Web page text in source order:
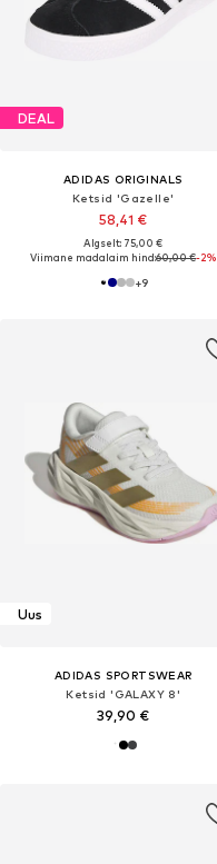
DEAL
ADIDAS ORIGINALS
Ketsid 'Gazelle'
58,41 €
Algselt: 75,00 €
Viimane madalaim hind:60,00 €-2%
+9
Uus
ADIDAS SPORTSWEAR
Ketsid 'GALAXY 8'
39,90 €